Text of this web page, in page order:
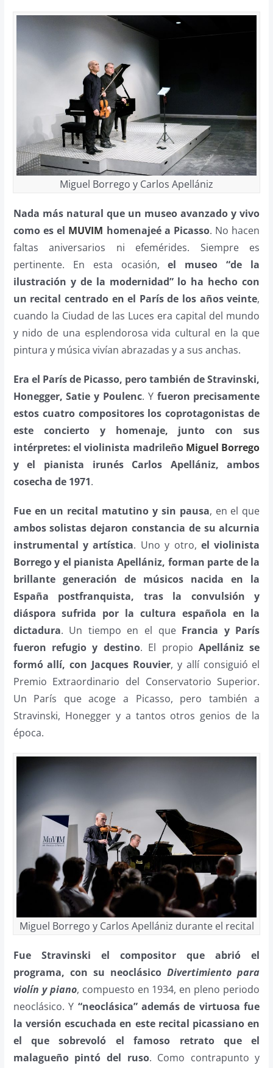
Miguel Borrego y Carlos Apellániz
Nada más natural que un museo avanzado y vivo
como es el MUVIM homenajeé a Picasso. No hacen
faltas aniversarios ni efemérides. Siempre es
pertinente. En esta ocasión,el museo “de la
ilustración y de la modernidad” lo ha hecho con
un recital centrado en el París de los años veinte,
cuando la Ciudad de las Luces era capital del mundo
y nido de una esplendorosa vida cultural en la que
pintura y música vivían abrazadas y a sus anchas.
Era el París de Picasso, pero también de Stravinski,
Honegger, Satie y Poulenc. Y fueron precisamente
estos cuatro compositores los coprotagonistas de
este concierto y homenaje, junto con sus
intérpretes: el violinista madrileño Miguel Borrego
y el pianista irunés Carlos Apellániz, ambos
cosecha de 1971.
Fue en un recital matutino y sin pausa, en el que
ambos solistas dejaron constancia de su alcurnia
instrumental y artística. Uno y otro, el violinista
Borrego y el pianista Apellániz, forman parte de la
brillante generación de músicos nacida en la
España postfranquista, tras la convulsión y
diáspora sufrida por la cultura española en la
dictadura. Un tiempo en el que Francia y París
fueron refugio y destino. El propio Apellániz se
formó allí, con Jacques Rouvier, y allí consiguió el
Premio Extraordinario del Conservatorio Superior.
Un París que acoge a Picasso, pero también a
Stravinski, Honegger y a tantos otros genios de la
época.
Miguel Borrego y Carlos Apellániz durante el recital
Fue Stravinski el compositor que abrió el
programa, con su neoclásicoDivertimiento para
violín y piano, compuesto en 1934, en pleno periodo
neoclásico. Y “neoclásica” además de virtuosa fue
la versión escuchada en este recital picassiano en
el que sobrevoló el famoso retrato que el
malagueño pintó del ruso. Como contrapunto y